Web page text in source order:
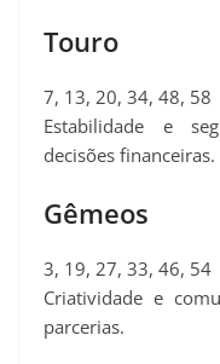
Touro
7, 13, 20, 34, 48, 58
Estabilidade e
decisões financeiras.
Gêmeos
3, 19, 27, 33, 46, 54
Criatividade e
parcerias.